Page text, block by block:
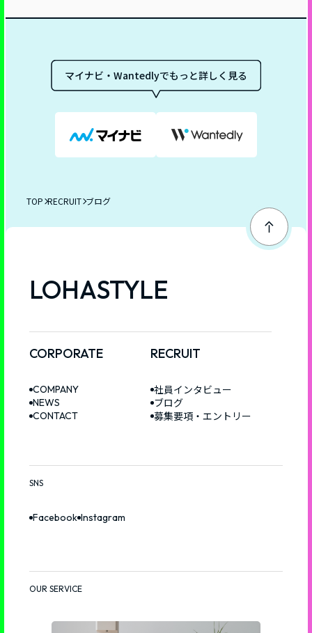
マイナビ・Wantedlyでもっと詳しく見る
TOP RECRUIT ブログ
ペ
ー
プ
LOHASTYLE
CORPORATE
COMPANY
NEWS
CONTACT
RECRUIT
社員インタビュー
ブログ
募集要項・エントリー
SNS
Facebook Instagram
OUR SERVICE